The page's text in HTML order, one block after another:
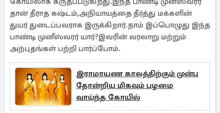
தான் தீராத கஷ்டம்,அநியாயத்தை தீர்த்து மக்களின்
துயர் துடைப்பவராக இருக்கிறார்.நாம் இப்பொழுது இந்த
பாண்டி முனீஸ்வரர் யார்?இவரின் வரலாறு மற்றும்
அற்புதங்கள் பற்றி பார்ப்போம்.
இராமாயண காலத்திற்கும் முன்பு
தோன்றிய மிகவும் பழமை
வாய்ந்த கோயில்